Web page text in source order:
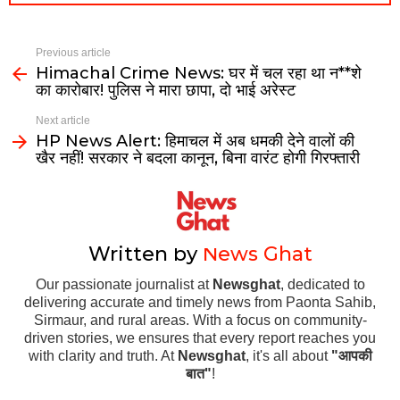
Previous article
Himachal Crime News: घर में चल रहा था न**शे
का कारोबार! पुलिस ने मारा छापा, दो भाई अरेस्ट
Next article
HP News Alert: हिमाचल में अब धमकी देने वालों की
खैर नहीं! सरकार ने बदला कानून, बिना वारंट होगी गिरफ्तारी
Written by News Ghat
Our passionate journalist at Newsghat, dedicated to
delivering accurate and timely news from Paonta Sahib,
Sirmaur, and rural areas. With a focus on community-
driven stories, we ensures that every report reaches you
with clarity and truth. At Newsghat, it's all about "आपकी
बात"!